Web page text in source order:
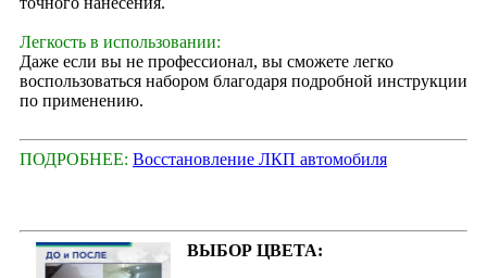
Легкость в использовании:
Даже если вы не профессионал, вы сможете легко
воспользоваться набором благодаря подробной инструкции
по применению.
ПОДРОБНЕЕ: Восстановление ЛКП автомобиля
ВЫБОР ЦВЕТА: